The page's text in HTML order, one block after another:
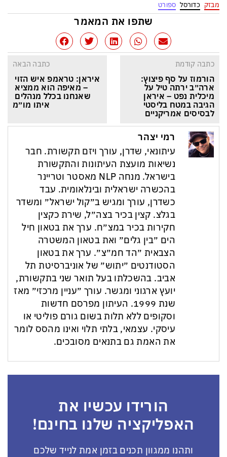
מבזק כדורסל ספורט
שתפו את המאמר
כתבה קודמת
הורמוז על סף פיצוץ:
ארה״ב ירתה טיל על
מיכלית נפט – איראן
הגיבה במטח בליסטי
לבסיסים אמריקניים
כתבה הבאה
איראן: טראמפ איש הזוי
– מאיפה הוא ממציא
שאנחנו בכלל מנהלים
איתו מו״מ
רמי יצהר
עיתונאי, שדרן, עורך ויזם תקשורת. חבר
נשיאות מועצת העיתונות והתקשורת
בישראל. מנחה NLP מאסטר וטריינר
בהכשרה ישראלית ובינלאומית. עבד
כשדרן, עורך ומגיש ב״קול ישראל״ ומשדר
בגלצ. קצין בכיר בצה״ל, שירת כקצין
חקירות בכיר במצ״ח. ערך את בטאון חיל
הים ״בין גלים״ ואת בטאון המשטרה
הצבאית ״הד חמ״צ״. ערך את בטאון
הסטודנטים ״יתוש״ של אוניברסיטת תל
אביב. בהשכלתו בעל תואר שני בתקשורת,
יועץ ארגוני ומגשר. עורך ״עניין מרכזי״ מאז
שנת 1999. העיתון מפרסם חדשות
וסקופים ללא תלות בשום גורם פוליטי או
עיסקי. עצמאי, בלתי תלוי ואינו מהסס לומר
את האמת גם בתנאים מסובכים.
הורידו עכשיו את
האפליקציה שלנו בחינם!
ותהנו ממגוון תכנים בזמן אמת לנייד שלכם